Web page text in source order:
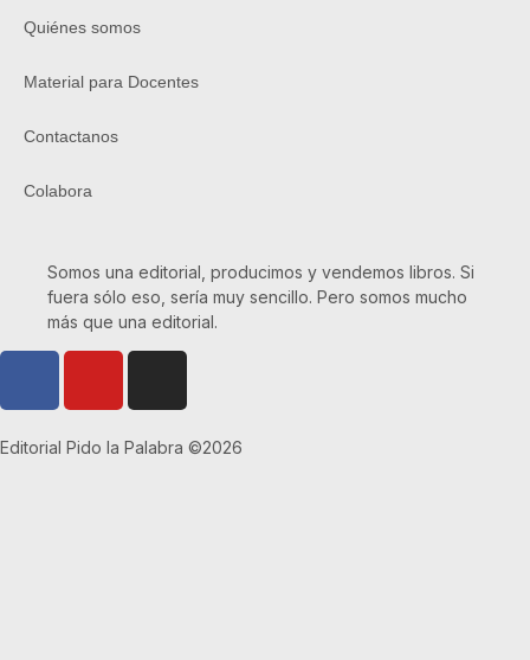
Quiénes somos
Material para Docentes
Contactanos
Colabora
Somos una editorial, producimos y vendemos libros. Si
fuera sólo eso, sería muy sencillo. Pero somos mucho
más que una editorial.
Editorial Pido la Palabra ©2026